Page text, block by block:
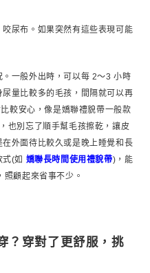
尿布。如果突然有這些表現可能
一般外出時，可以每 2～3 小時
量比較多的毛孩，間隔就可以再
較安心，像是嬌聯禮貌帶一般款
也別忘了順手幫毛孩擦乾，讓皮
外面待比較久或是晚上睡覺和長
式(如 嬌聯長時間使用禮貌帶)，能
顧起來省事不少。
？穿對了更舒服，挑